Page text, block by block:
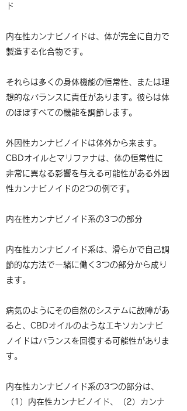
ド
内在性カンナビノイドは、体が完全に自力で
製造する化合物です。
それらは多くの身体機能の恒常性、または理
想的なバランスに責任があります。彼らは体
のほぼすべての機能を調節します。
外因性カンナビノイドは体外から来ます。
CBDオイルとマリファナは、体の恒常性に
非常に異なる影響を与える可能性がある外因
性カンナビノイドの2つの例です。
内在性カンナビノイド系の3つの部分
内在性カンナビノイド系は、滑らかで自己調
節的な方法で一緒に働く3つの部分から成り
ます。
病気のようにその自然のシステムに故障があ
ると、CBDオイルのようなエキソカンナビ
ノイドはバランスを回復する可能性がありま
す。
内在性カンナビノイド系の3つの部分は、
（1）内在性カンナビノイド、（2）カンナ